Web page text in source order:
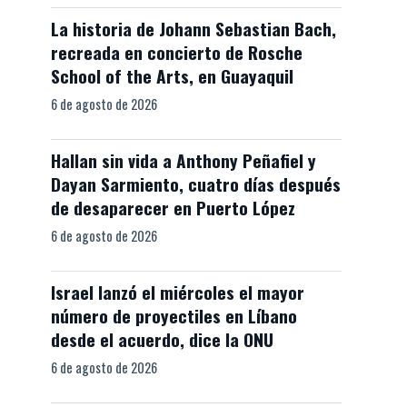
La historia de Johann Sebastian Bach,
recreada en concierto de Rosche
School of the Arts, en Guayaquil
6 de agosto de 2026
Hallan sin vida a Anthony Peñafiel y
Dayan Sarmiento, cuatro días después
de desaparecer en Puerto López
6 de agosto de 2026
Israel lanzó el miércoles el mayor
número de proyectiles en Líbano
desde el acuerdo, dice la ONU
6 de agosto de 2026